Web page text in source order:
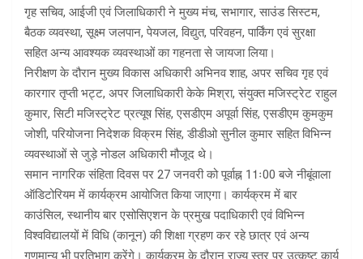
गृह सचिव, आईजी एवं जिलाधिकारी ने मुख्य मंच, सभागार, साउंड सिस्टम,
बैठक व्यवस्था, सूक्ष्म जलपान, पेयजल, विद्युत, परिवहन, पार्किंग एवं सुरक्षा
सहित अन्य आवश्यक व्यवस्थाओं का गहनता से जायजा लिया।
निरीक्षण के दौरान मुख्य विकास अधिकारी अभिनव शाह, अपर सचिव गृह एवं
कारगार तृप्ती भट्ट, अपर जिलाधिकारी केके मिश्रा, संयुक्त मजिस्ट्रेट राहुल
कुमार, सिटी मजिस्ट्रेट प्रत्यूष सिंह, एसडीएम अपूर्वा सिंह, एसडीएम कुमकुम
जोशी, परियोजना निदेशक विक्रम सिंह, डीडीओ सुनील कुमार सहित विभिन्न
व्यवस्थाओं से जुड़े नोडल अधिकारी मौजूद थे।
समान नागरिक संहिता दिवस पर 27 जनवरी को पूर्वाह्न 11ः00 बजे नीबूंवाला
ऑडिटोरियम में कार्यक्रम आयोजित किया जाएगा। कार्यक्रम में बार
काउंसिल, स्थानीय बार एसोसिएशन के प्रमुख पदाधिकारी एवं विभिन्न
विश्वविद्यालयों में विधि (कानून) की शिक्षा ग्रहण कर रहे छात्र एवं अन्य
गणमान्य भी प्रतिभाग करेंगे। कार्यक्रम के दौरान राज्य स्तर पर उत्कृष्ट कार्य